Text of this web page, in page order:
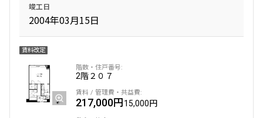
竣工日
2004年03月15日
賃料改定
2階２０７
217,000円15,000円